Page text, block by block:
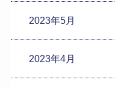
2023年5月
2023年4月